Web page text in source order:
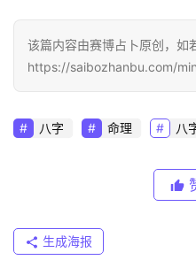
该篇内容由赛博占卜原创，如
https://saibozhanbu.com/
八字 命理 八
生成海报